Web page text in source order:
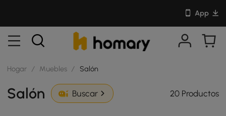
App
Hogar / Muebles / Salón
Salón Buscar 20 Productos